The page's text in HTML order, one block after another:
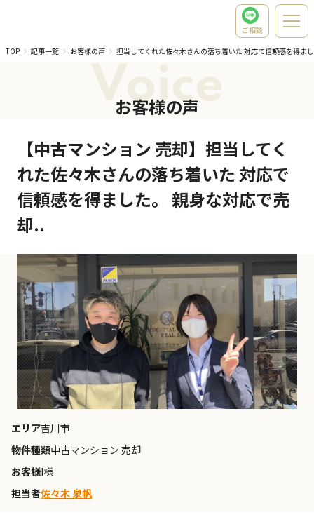
ご相談
TOP
記事一覧 お客様の声 担当してくれた佐々木さんの落ち着いた 対応で信頼感を得ま
Voice
お客様の声
【中古マンション 売却】担当してく
れた佐々木さんの落ち着いた 対応で
信頼感を得ました。 親身な対応で売
却..
エリア吉川市
物件種類中古マンション 売却
お客様I様
担当者佐々木 泉帆